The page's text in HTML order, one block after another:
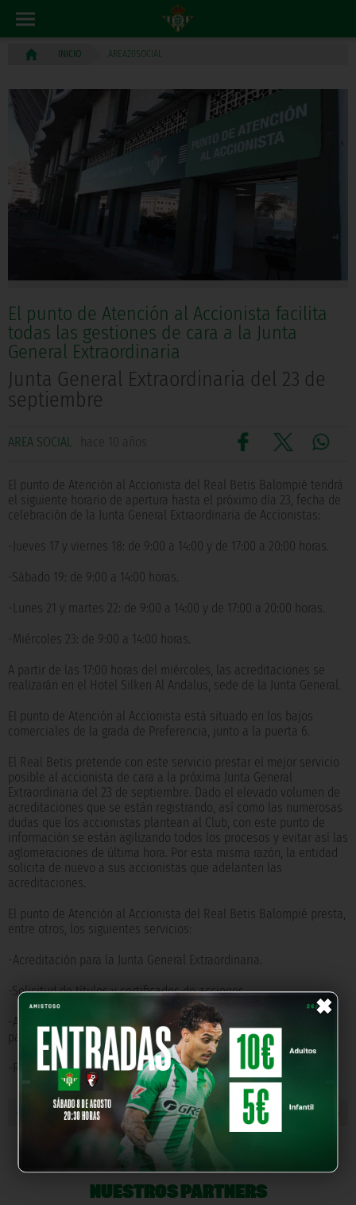
×
INICIO AREA20SOCIAL
El punto de Atención al Accionista facilita
todas las gestiones de cara a la Junta
General Extraordinaria
Junta General Extraordinaria del 23 de
septiembre
AREA SOCIAL hace 10 años
El punto de Atención al Accionista del Real Betis Balompié tendrá
el siguiente horario de apertura hasta el próximo día 23, fecha de
celebración de la Junta General Extraordinaria de Accionistas:
-Jueves 17 y viernes 18: de 9:00 a 14:00 y de 17:00 a 20:00 horas.
-Sábado 19: de 9:00 a 14:00 horas.
-Lunes 21 y martes 22: de 9:00 a 14:00 y de 17:00 a 20:00 horas.
-Miércoles 23: de 9:00 a 14:00 horas.
A partir de las 17:00 horas del miércoles, las acreditaciones se
realizarán en el Hotel Silken Al Andalus, sede de la Junta General.
El punto de Atención al Accionista está situado en los bajos
comerciales de la grada de Preferencia, junto a la puerta 6.
El Real Betis pretende con este servicio prestar el mejor servicio
posible al accionista de cara a la próxima Junta General
Extraordinaria del 23 de septiembre. Dado el elevado volumen de
acreditaciones que se están registrando, así como las numerosas
dudas que los accionistas plantean al Club, con este punto de
información se están agilizando todos los procesos y evitar así las
aglomeraciones de última hora. Por esta misma razón, la entidad
solicita de nuevo a sus accionistas que adelanten las
acreditaciones.
El punto de Atención al Accionista del Real Betis Balompié presta,
entre otros, los siguientes servicios:
-Acreditación para la Junta General Extraordinaria.
-Solicitud de títulos y certificados de acciones.
-Asesoramiento por parte de un abogado sobre el procedimiento
para reclamar acciones derivadas de una herencia.
-Resolución de dudas sobre las acciones.
« NOTICIA ANTERIOR NOTICIA SIGUIENTE »
NUESTROS PARTNERS